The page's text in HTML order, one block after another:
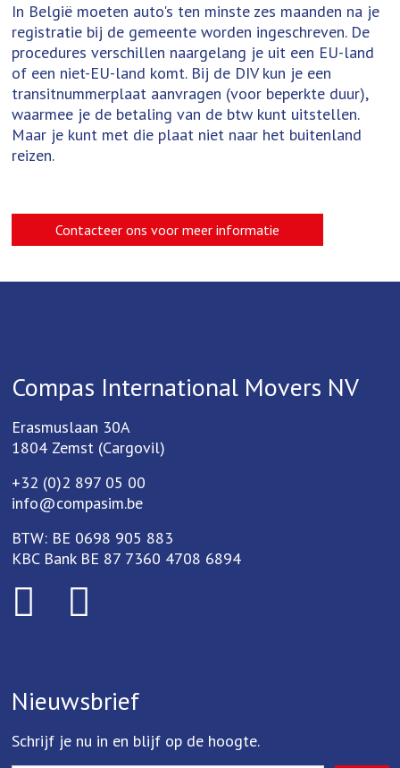
In België moeten auto's ten minste zes maanden na je
registratie bij de gemeente worden ingeschreven. De
procedures verschillen naargelang je uit een EU-land
of een niet-EU-land komt. Bij de DIV kun je een
transitnummerplaat aanvragen (voor beperkte duur),
waarmee je de betaling van de btw kunt uitstellen.
Maar je kunt met die plaat niet naar het buitenland
reizen.
Contacteer ons voor meer informatie
Compas International Movers NV
Erasmuslaan 30A
1804 Zemst (Cargovil)
+32 (0)2 897 05 00
info@compasim.be
BTW: BE 0698 905 883
KBC Bank BE 87 7360 4708 6894
Nieuwsbrief
Schrijf je nu in en blijf op de hoogte.